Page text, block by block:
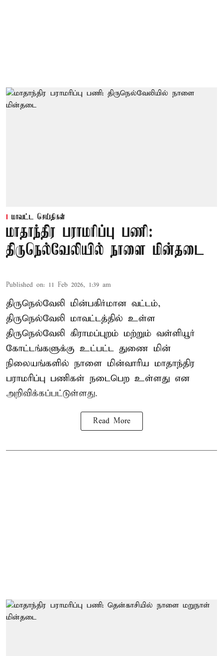
மாவட்ட செய்திகள்
மாதாந்திர பராமரிப்பு பணி:
திருநெல்வேலியில் நாளை மின்தடை
Published on: 11 Feb 2026, 1:39 am
திருநெல்வேலி மின்பகிர்மான வட்டம்,
திருநெல்வேலி மாவட்டத்தில் உள்ள
திருநெல்வேலி கிராமப்புறம் மற்றும் வள்ளியூர்
கோட்டங்களுக்கு உட்பட்ட துணை மின்
நிலையங்களில் நாளை மின்வாரிய மாதாந்திர
பராமரிப்பு பணிகள் நடைபெற உள்ளது என
அறிவிக்கப்பட்டுள்ளது.
Read More